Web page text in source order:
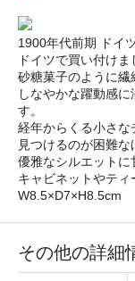
1900年代前期 ドイ
ドイツで買い付け
砂糖菓子のように繊
しなやかな躍動感
す。
経年からくる小さ
見つけるのが困難な
優雅なシルエット
キャビネットやティ
W8.5×D7×H8.5cm
その他の詳細